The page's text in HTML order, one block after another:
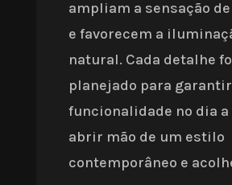
ampliam a sensação
e favorecem a
natural. Cada detalhe
planejado para garantir
funcionalidade no dia a
abrir mão de um estilo
contemporâneo e